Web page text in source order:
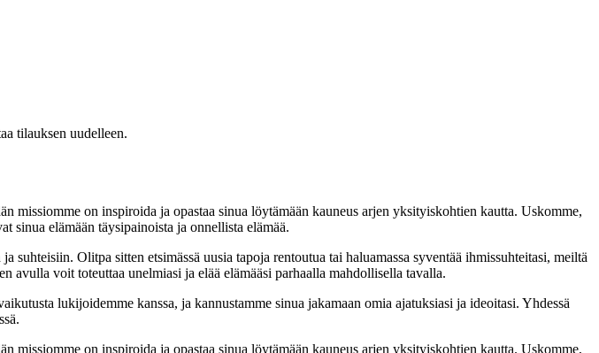
tilauksen uudelleen.
missiomme on inspiroida ja opastaa sinua löytämään kauneus arjen yksityiskohtien kautta. Uskomme,
sinua elämään täysipainoista ja onnellista elämää.
Olitpa sitten etsimässä uusia tapoja rentoutua tai haluamassa syventää ihmissuhteitasi, meiltä
voit toteuttaa unelmiasi ja elää elämääsi parhaalla mahdollisella tavalla.
lukijoidemme kanssa, ja kannustamme sinua jakamaan omia ajatuksiasi ja ideoitasi. Yhdessä
missiomme on inspiroida ja opastaa sinua löytämään kauneus arjen yksityiskohtien kautta. Uskomme,